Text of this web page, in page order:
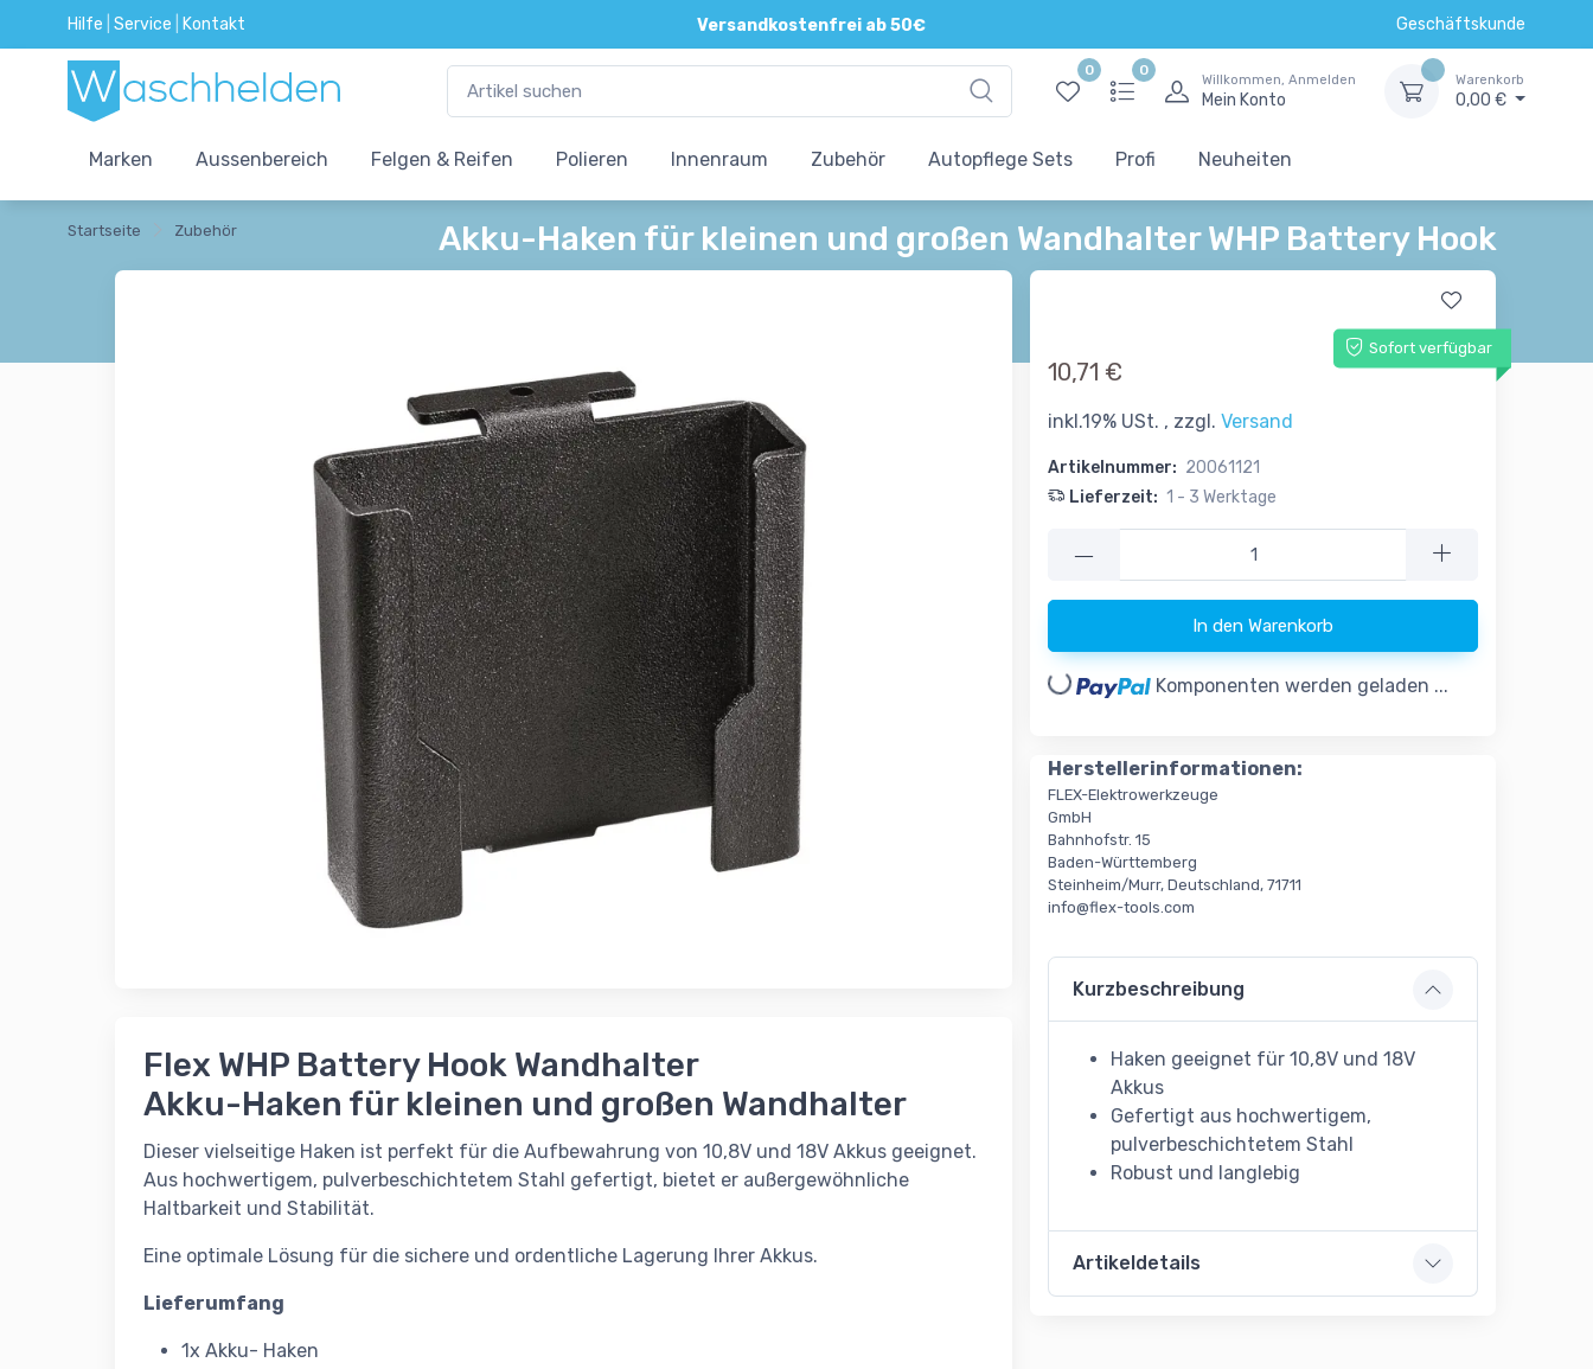
Hilfe Service Kontakt Versandkostenfrei ab 50€ Geschäftskunde
0 0
Willkommen, Anmelden
Mein Konto
Warenkorb
0,00 €
Marken Aussenbereich Felgen & Reifen Polieren Innenraum Zubehör Autopflege Sets Profi Neuheiten
Startseite Zubehör Akku-Haken für kleinen und großen Wandhalter WHP Battery Hook
Flex WHP Battery Hook Wandhalter
Akku-Haken für kleinen und großen Wandhalter
Dieser vielseitige Haken ist perfekt für die Aufbewahrung von 10,8V und 18V Akkus geeignet.
Aus hochwertigem, pulverbeschichtetem Stahl gefertigt, bietet er außergewöhnliche
Haltbarkeit und Stabilität.
Eine optimale Lösung für die sichere und ordentliche Lagerung Ihrer Akkus.
Lieferumfang
1x Akku- Haken
Sofort verfügbar
10,71 €
inkl.19% USt. , zzgl. Versand
Artikelnummer: 20061121
Lieferzeit: 1 - 3 Werktage
—
In den Warenkorb
Loading... Komponenten werden geladen ...
Herstellerinformationen:
FLEX-Elektrowerkzeuge
GmbH
Bahnhofstr. 15
Baden-Württemberg
Steinheim/Murr, Deutschland, 71711
info@flex-tools.com
Kurzbeschreibung
Haken geeignet für 10,8V und 18V
Akkus
Gefertigt aus hochwertigem,
pulverbeschichtetem Stahl
Robust und langlebig
Artikeldetails